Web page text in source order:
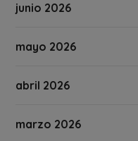
junio 2026
mayo 2026
abril 2026
marzo 2026